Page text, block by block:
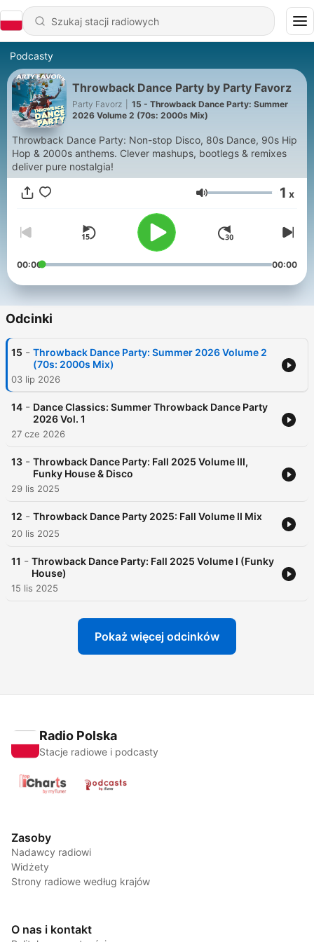
Podcasty
Throwback Dance Party by Party Favorz
Party Favorz
15 - Throwback Dance Party: Summer
2026 Volume 2 (70s: 2000s Mix)
Throwback Dance Party: Non-stop Disco, 80s Dance, 90s Hip
Hop & 2000s anthems. Clever mashups, bootlegs & remixes
deliver pure nostalgia!
Głośność 1 x
00:00 00:00
Odcinki
15 - Throwback Dance Party: Summer 2026 Volume 2
(70s: 2000s Mix)
03 lip 2026
14 - Dance Classics: Summer Throwback Dance Party
2026 Vol. 1
27 cze 2026
13 - Throwback Dance Party: Fall 2025 Volume III,
Funky House & Disco
29 lis 2025
12 - Throwback Dance Party 2025: Fall Volume II Mix
20 lis 2025
11 - Throwback Dance Party: Fall 2025 Volume I (Funky
House)
15 lis 2025
Pokaż więcej odcinków
Radio Polska
Stacje radiowe i podcasty
Zasoby
Nadawcy radiowi
Widżety
Strony radiowe według krajów
O nas i kontakt